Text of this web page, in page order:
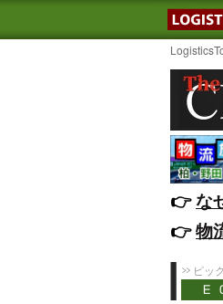
👉️な
👉️物
ピッ